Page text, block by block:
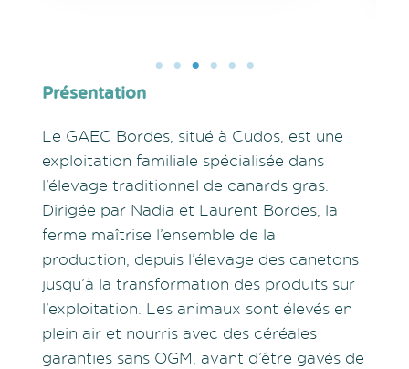
Présentation
Le GAEC Bordes, situé à Cudos, est une
exploitation familiale spécialisée dans
l’élevage traditionnel de canards gras.
Dirigée par Nadia et Laurent Bordes, la
ferme maîtrise l’ensemble de la
production, depuis l’élevage des canetons
jusqu’à la transformation des produits sur
l’exploitation. Les animaux sont élevés en
plein air et nourris avec des céréales
garanties sans OGM, avant d’être gavés de